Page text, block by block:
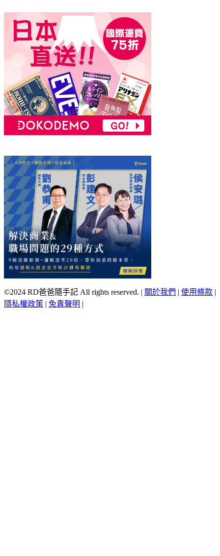
©2024 RD爸爸隨手記 All rights reserved. | 關於我們 | 使用條款 |
隱私權政策 | 免責聲明 |